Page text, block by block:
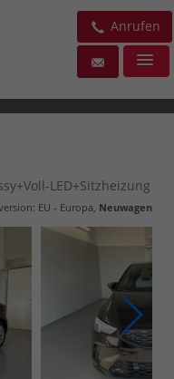
Anrufen
LED+Sitzheizung
EU - Europa, Neuwagen